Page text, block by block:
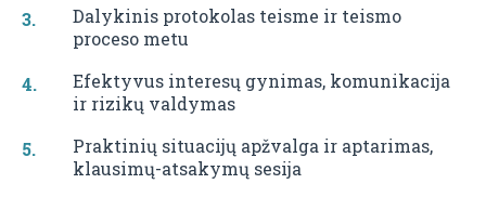
Dalykinis protokolas teisme ir teismo
proceso metu
Efektyvus interesų gynimas, komunikacija
ir rizikų valdymas
Praktinių situacijų apžvalga ir aptarimas,
klausimų-atsakymų sesija